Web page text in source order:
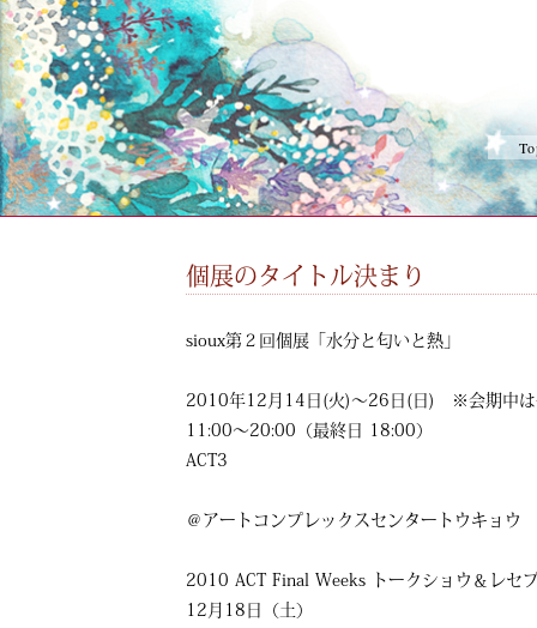
個展のタイトル決まり
sioux第２回個展「水分と匂いと熱」
2010年12月14日(火)～26日(日) ※会期中は
11:00～20:00（最終日 18:00）
ACT3
＠アートコンプレックスセンタートウキョウ
2010 ACT Final Weeks トークショウ＆レセ
12月18日（土）